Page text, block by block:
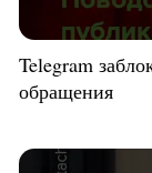
Telegram
обращения